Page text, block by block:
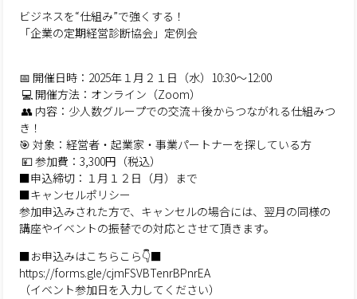
ビジネスを“仕組み”で強くする！
「企業の定期経営診断協会」定例会
📅 開催日時：2025年１月２１日（水）10:30〜12:00
💻 開催方法：オンライン（Zoom）
👥 内容：少人数グループでの交流＋後からつながれる仕組みつ
き！
🎯 対象：経営者・起業家・事業パートナーを探している方
💴 参加費：3,300円（税込）
■申込締切：１月１２日（月）まで
■キャンセルポリシー
参加申込みされた方で、キャンセルの場合には、翌月の同様の
講座やイベントの振替での対応とさせて頂きます。
■お申込みはこちらこら👇■
https://forms.gle/cjmFSVBTenrBPnrEA
（イベント参加日を入力してください）